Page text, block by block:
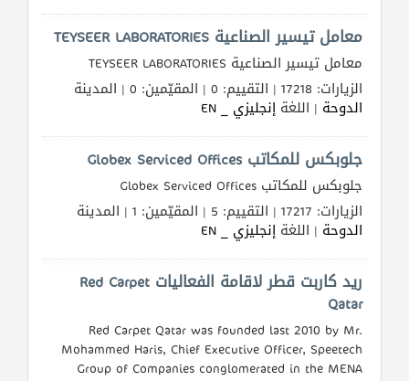
معامل تيسير الصناعية TEYSEER LABORATORIES
معامل تيسير الصناعية TEYSEER LABORATORIES
الزيارات: 17218 | التقييم: 0 | المقيّمين: 0 | المدينة
الدوحة | اللغة إنجليزي _ EN
جلوبكس للمكاتب Globex Serviced Offices
جلوبكس للمكاتب Globex Serviced Offices
الزيارات: 17217 | التقييم: 5 | المقيّمين: 1 | المدينة
الدوحة | اللغة إنجليزي _ EN
ريد كاربت قطر لاقامة الفعاليات Red Carpet
Qatar
Red Carpet Qatar was founded last 2010 by Mr.
Mohammed Haris, Chief Executive Officer, Speetech
Group of Companies conglomerated in the MENA